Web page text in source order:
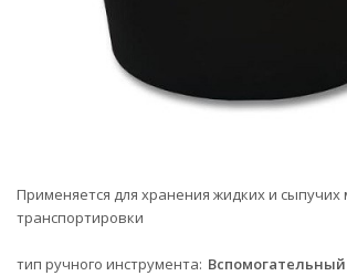
Применяется для хранения жидких и сыпучих
транспортировки
тип ручного инструмента